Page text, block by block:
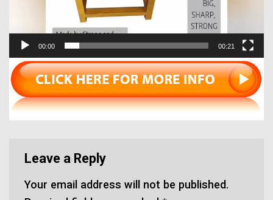
00:00 00:21
Leave a Reply
Your email address will not be published.